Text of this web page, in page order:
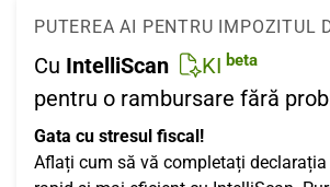
PUTEREA AI PENTRU IMPOZITUL
Cu IntelliScan KI beta
pentru o rambursare fără
Gata cu stresul fiscal!
Aflați cum să vă completați